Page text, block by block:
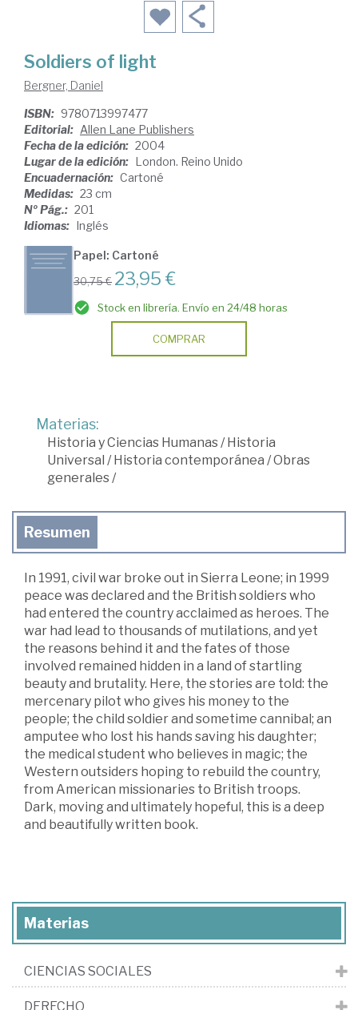
Soldiers of light
Bergner, Daniel
ISBN: 9780713997477
Editorial: Allen Lane Publishers
Fecha de la edición: 2004
Lugar de la edición: London. Reino Unido
Encuadernación: Cartoné
Medidas: 23 cm
Nº Pág.: 201
Idiomas: Inglés
Papel: Cartoné
30,75 € 23,95 €
Stock en librería. Envío en 24/48 horas
COMPRAR
Materias:
Historia y Ciencias Humanas/ Historia
Universal / Historia contemporánea /Obras
generales/
Resumen
In 1991, civil war broke out in Sierra Leone; in 1999
peace was declared and the British soldiers who
had entered the country acclaimed as heroes. The
war had lead to thousands of mutilations, and yet
the reasons behind it and the fates of those
involved remained hidden in a land of startling
beauty and brutality. Here, the stories are told: the
mercenary pilot who gives his money to the
people; the child soldier and sometime cannibal; an
amputee who lost his hands saving his daughter;
the medical student who believes in magic; the
Western outsiders hoping to rebuild the country,
from American missionaries to British troops.
Dark, moving and ultimately hopeful, this is a deep
and beautifully written book.
Materias
CIENCIAS SOCIALES
DERECHO